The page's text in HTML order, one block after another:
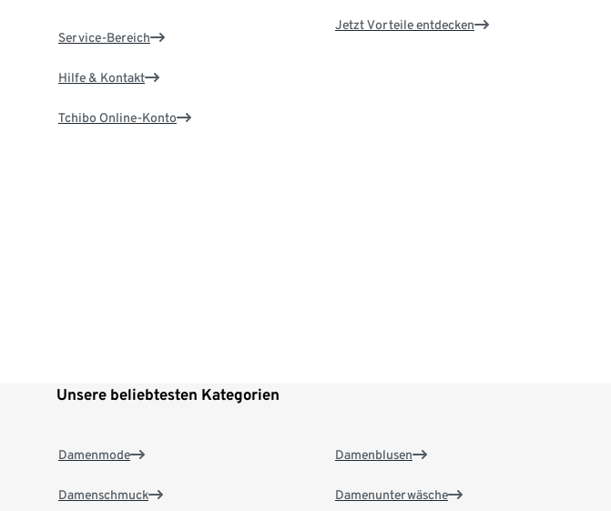
Service-Bereich
Hilfe & Kontakt
Tchibo Online-Konto
Jetzt Vorteile entdecken
Unsere beliebtesten Kategorien
Damenmode
Damenschmuck
Damenblusen
Damenunterwäsche